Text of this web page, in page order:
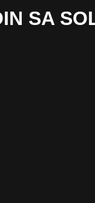
SA